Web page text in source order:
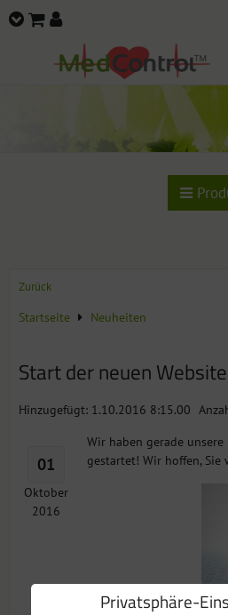
Zurück
Startseite
Neuheiten
Start der neuen Website
Hinzugefügt: 1.10.2016 8:15.00
01
Oktober
2016
Wir haben gerade
gestartet! Wir hoffen, Sie
Privatsphäre-